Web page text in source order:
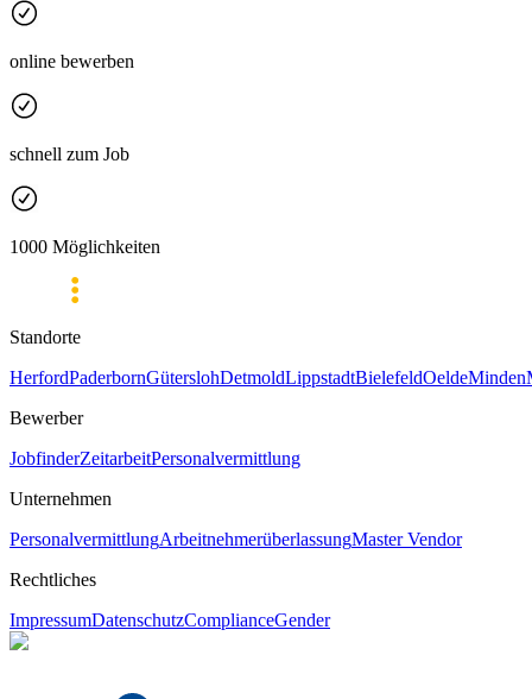
online bewerben
schnell zum Job
1000 Möglichkeiten
Standorte
HerfordPaderbornGüterslohDetmoldLippstadtBielefeldOeldeMinden
Bewerber
JobfinderZeitarbeitPersonalvermittlung
Unternehmen
PersonalvermittlungArbeitnehmerüberlassungMaster Vendor
Rechtliches
ImpressumDatenschutzComplianceGender